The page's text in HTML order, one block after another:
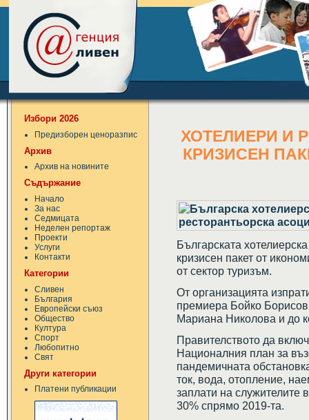
Избори 2026
Предизборен ценоразпис
Архив
Архив на новините
Съдържание
Начало
За нас
Седмицата
Неделен репортаж
Проекти
Услуги
Контакти
Категории
Сливен
България
Европейски съюз
Общество
Култура
Спорт
Любопитно
Свят
Други категории
Платени публикации
ХОТЕЛИЕРИ И
КРИЗИСЕН
Българската
кризисен пакет от
от сектор туризъм.
От организацията
премиера Бойко
Мариана Николова и до
Правителството да
Националния план за
пандемичната
ток, вода, отопление,
заплати на служителите
30% спрямо 2019-та.